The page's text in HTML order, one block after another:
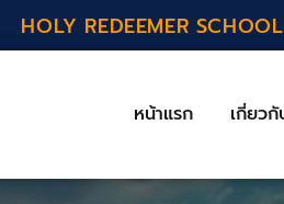
HOLY REDEEMER
หน้าแรก เกี่ยวกั